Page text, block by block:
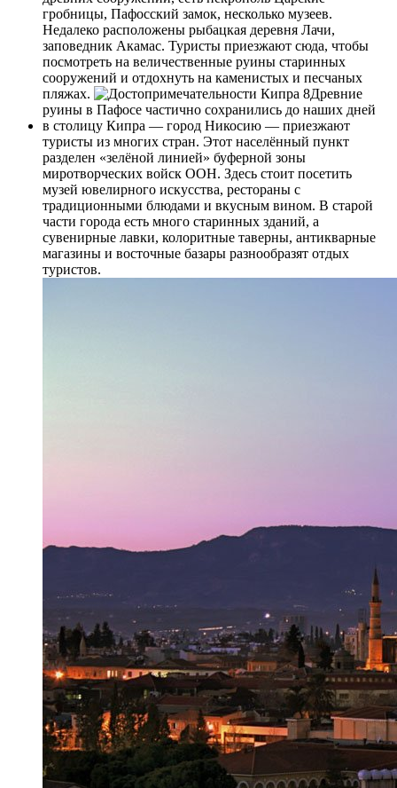
гробницы, Пафосский замок, несколько музеев.
Недалеко расположены рыбацкая деревня Лачи,
заповедник Акамас. Туристы приезжают сюда, чтобы
посмотреть на величественные руины старинных
сооружений и отдохнуть на каменистых и песчаных
пляжах.
Древние
руины в Пафосе частично сохранились до наших дней
в столицу Кипра — город Никосию — приезжают
туристы из многих стран. Этот населённый пункт
разделен «зелёной линией» буферной зоны
миротворческих войск ООН. Здесь стоит посетить
музей ювелирного искусства, рестораны с
традиционными блюдами и вкусным вином. В старой
части города есть много старинных зданий, а
сувенирные лавки, колоритные таверны, антикварные
магазины и восточные базары разнообразят отдых
туристов.